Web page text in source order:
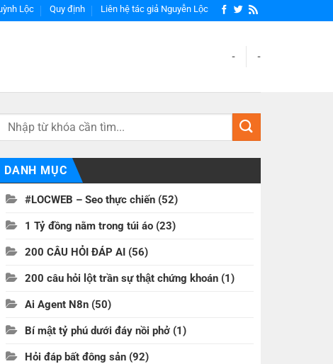
Lộc Quy định Liên hệ tác giả Nguyễn Lộc
- -
DANH MỤC
#LOCWEB – Seo thực chiến (52)
1 Tỷ đồng nằm trong túi áo (23)
200 CÂU HỎI ĐÁP AI (56)
200 câu hỏi lột trần sự thật chứng khoán (1)
Ai Agent N8n (50)
Bí mật tỷ phú dưới đáy nồi phở (1)
Hỏi đáp bất đông sản (92)